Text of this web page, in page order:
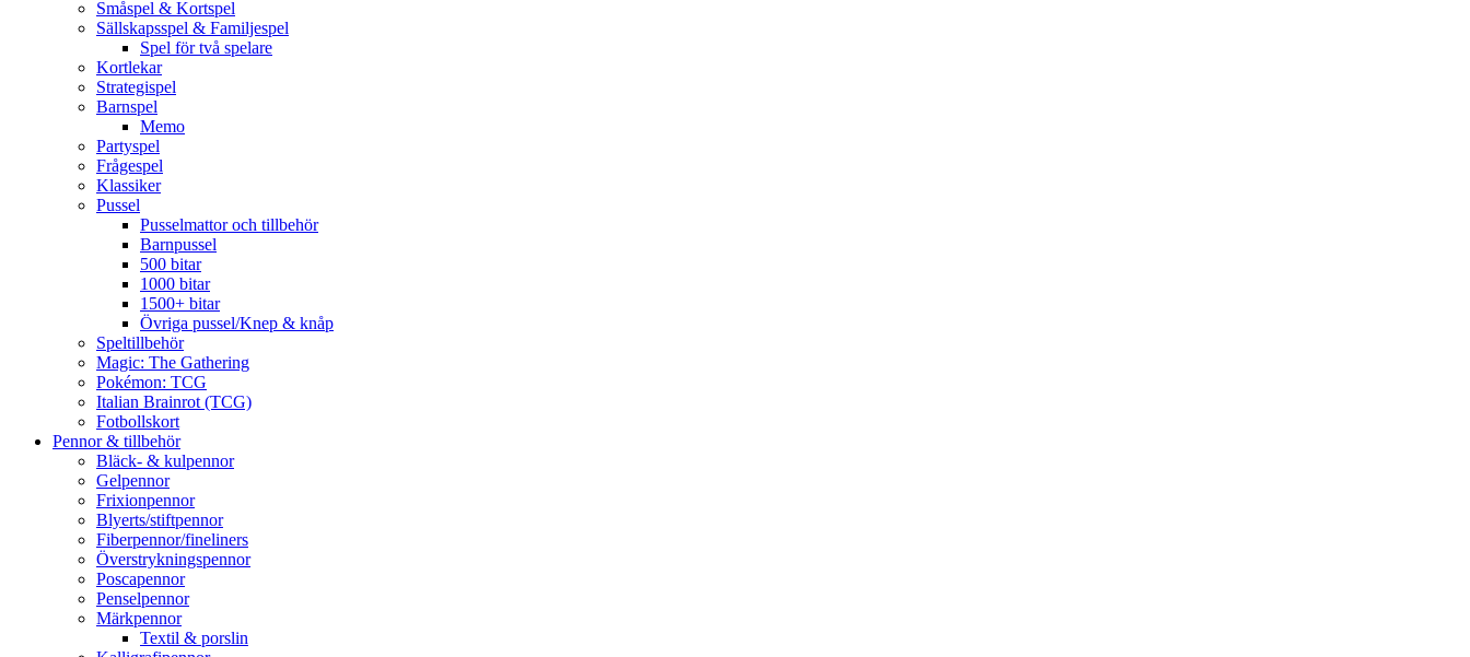
Småspel & Kortspel
Sällskapsspel & Familjespel
Spel för två spelare
Kortlekar
Strategispel
Barnspel
Memo
Partyspel
Frågespel
Klassiker
Pussel
Pusselmattor och tillbehör
Barnpussel
500 bitar
1000 bitar
1500+ bitar
Övriga pussel/Knep & knåp
Speltillbehör
Magic: The Gathering
Pokémon: TCG
Italian Brainrot (TCG)
Fotbollskort
Pennor & tillbehör
Bläck- & kulpennor
Gelpennor
Frixionpennor
Blyerts/stiftpennor
Fiberpennor/fineliners
Överstrykningspennor
Poscapennor
Penselpennor
Märkpennor
Textil & porslin